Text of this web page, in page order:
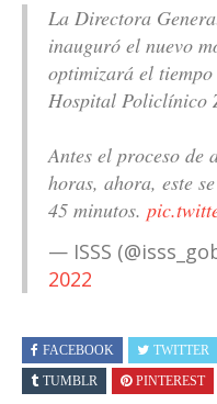
La Directora
inauguró el nuevo
optimizará el
Hospital Policlínico
Antes el proceso de
horas, ahora, este
45 minutos.
— ISSS
2022
FACEBOOK TWITTER
TUMBLR
PINTEREST